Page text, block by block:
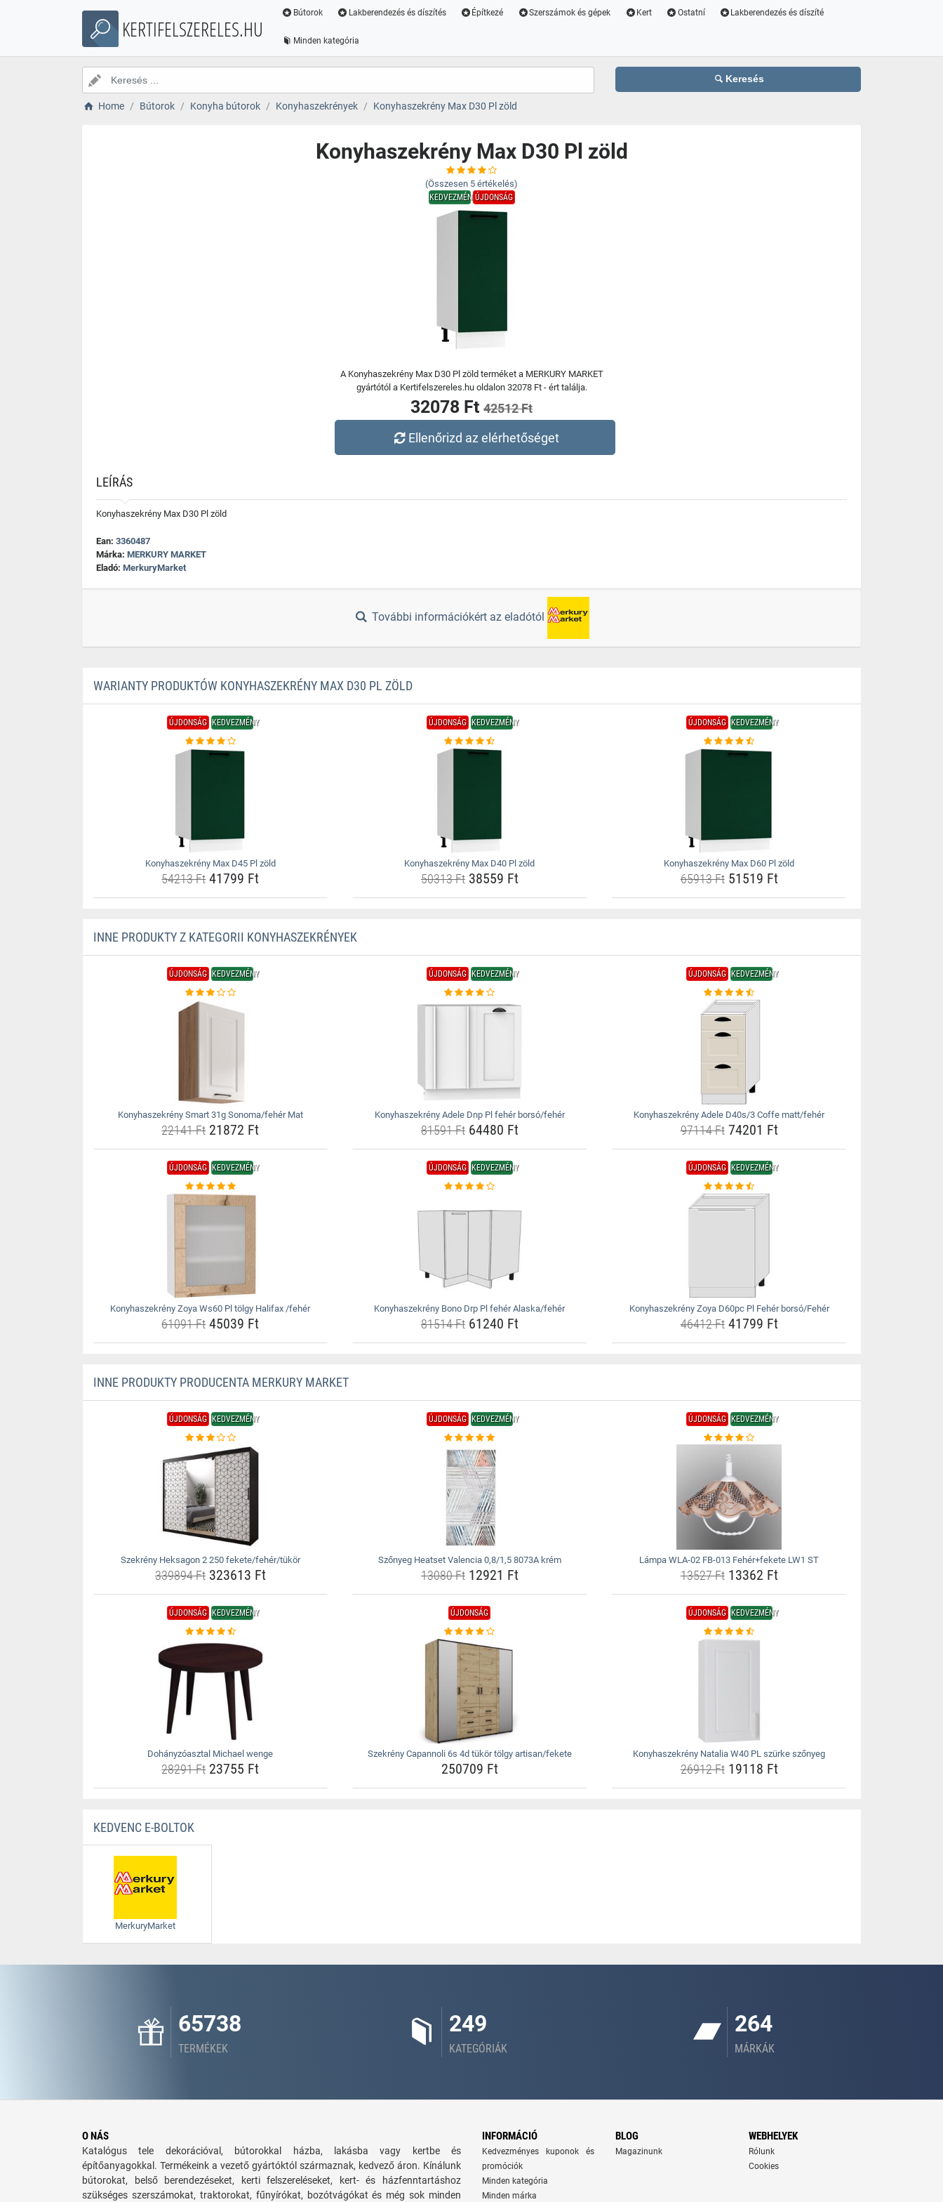
KERTIFELSZERELES.HU
Bútorok Lakberendezés és díszítés Építkezé Szerszámok és gépek Kert Ostatní Lakberendezés és díszíté
Minden kategória
Keresés
Home Bútorok Konyha bútorok Konyhaszekrények Konyhaszekrény Max D30 Pl zöld
Konyhaszekrény Max D30 Pl zöld
(Összesen 5 értékelés)
KEDVEZMÉNYÚJDONSÁG
A Konyhaszekrény Max D30 Pl zöld terméket a MERKURY MARKET
gyártótól a Kertifelszereles.hu oldalon 32078 Ft - ért találja.
32078 Ft 42512 Ft
Ellenőrizd az elérhetőséget
LEÍRÁS
Konyhaszekrény Max D30 Pl zöld
Ean: 3360487
Márka: MERKURY MARKET
Eladó: MerkuryMarket
További információkért az eladótól
WARIANTY PRODUKTÓW KONYHASZEKRÉNY MAX D30 PL ZÖLD
ÚJDONSÁG KEDVEZMÉNY
Konyhaszekrény Max D45 Pl zöld
54213 Ft41799 Ft
ÚJDONSÁG KEDVEZMÉNY
Konyhaszekrény Max D40 Pl zöld
50313 Ft38559 Ft
ÚJDONSÁG KEDVEZMÉNY
Konyhaszekrény Max D60 Pl zöld
65913 Ft51519 Ft
INNE PRODUKTY Z KATEGORII KONYHASZEKRÉNYEK
ÚJDONSÁG KEDVEZMÉNY
Konyhaszekrény Smart 31g Sonoma/fehér Mat
22141 Ft21872 Ft
ÚJDONSÁG KEDVEZMÉNY
Konyhaszekrény Adele Dnp Pl fehér borsó/fehér
81591 Ft64480 Ft
ÚJDONSÁG KEDVEZMÉNY
Konyhaszekrény Adele D40s/3 Coffe matt/fehér
97114 Ft74201 Ft
ÚJDONSÁG KEDVEZMÉNY
Konyhaszekrény Zoya Ws60 Pl tölgy Halifax /fehér
61091 Ft45039 Ft
ÚJDONSÁG KEDVEZMÉNY
Konyhaszekrény Bono Drp Pl fehér Alaska/fehér
81514 Ft61240 Ft
ÚJDONSÁG KEDVEZMÉNY
Konyhaszekrény Zoya D60pc Pl Fehér borsó/Fehér
46412 Ft41799 Ft
INNE PRODUKTY PRODUCENTA MERKURY MARKET
ÚJDONSÁG KEDVEZMÉNY
Szekrény Heksagon 2 250 fekete/fehér/tükör
339894 Ft323613 Ft
ÚJDONSÁG KEDVEZMÉNY
Szőnyeg Heatset Valencia 0,8/1,5 8073A krém
13080 Ft12921 Ft
ÚJDONSÁG KEDVEZMÉNY
Lámpa WLA-02 FB-013 Fehér+fekete LW1 ST
13527 Ft13362 Ft
ÚJDONSÁG KEDVEZMÉNY
Dohányzóasztal Michael wenge
28291 Ft23755 Ft
ÚJDONSÁG
Szekrény Capannoli 6s 4d tükör tölgy artisan/fekete
250709 Ft
ÚJDONSÁG KEDVEZMÉNY
Konyhaszekrény Natalia W40 PL szürke szőnyeg
26912 Ft19118 Ft
KEDVENC E-BOLTOK
MerkuryMarket
65738
TERMÉKEK
249
KATEGÓRIÁK
264
MÁRKÁK
O NÁS
Katalógus tele dekorációval, bútorokkal házba, lakásba vagy kertbe és
építőanyagokkal. Termékeink a vezető gyártóktól származnak, kedvező áron. Kínálunk
bútorokat, belső berendezéseket, kerti felszereléseket, kert- és házfenntartáshoz
szükséges szerszámokat, traktorokat, fűnyírókat, bozótvágókat és még sok minden
INFORMÁCIÓ
Kedvezményes kuponok és
promóciók
Minden kategória
Minden márka
BLOG
Magazinunk
WEBHELYEK
Rólunk
Cookies